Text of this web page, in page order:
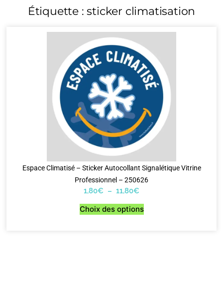
Étiquette : sticker climatisation
Espace Climatisé – Sticker Autocollant Signalétique Vitrine
Professionnel – 250626
1,80€ – 11,80€
Choix des options